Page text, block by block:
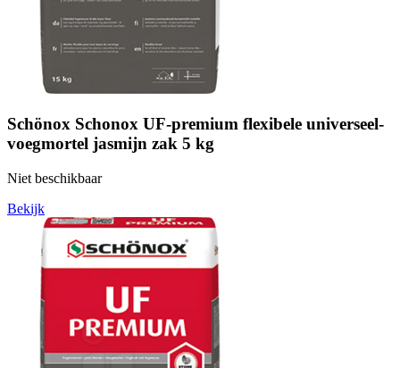
Schönox Schonox UF-premium flexibele universeel-
voegmortel jasmijn zak 5 kg
Niet beschikbaar
Bekijk